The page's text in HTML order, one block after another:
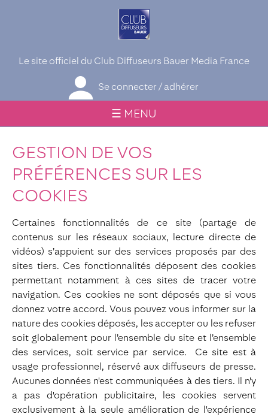
Le site officiel du Club Diffuseurs Bauer Media France
Se connecter / adhérer
☰ MENU
GESTION DE VOS
PRÉFÉRENCES SUR LES
COOKIES
Certaines fonctionnalités de ce site (partage de
contenus sur les réseaux sociaux, lecture directe de
vidéos) s’appuient sur des services proposés par des
sites tiers. Ces fonctionnalités déposent des cookies
permettant notamment à ces sites de tracer votre
navigation. Ces cookies ne sont déposés que si vous
donnez votre accord. Vous pouvez vous informer sur la
nature des cookies déposés, les accepter ou les refuser
soit globalement pour l’ensemble du site et l’ensemble
des services, soit service par service. Ce site est à
usage professionnel, réservé aux diffuseurs de presse.
Aucunes données n'est communiquées à des tiers. Il n'y
a pas d'opération publicitaire, les cookies servent
exclusivement à la seule amélioration de l'expérience